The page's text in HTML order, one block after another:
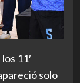
11′
solo